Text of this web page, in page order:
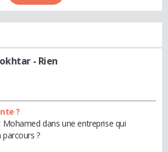
- Rien
?
Mohamed dans une entreprise qui
?